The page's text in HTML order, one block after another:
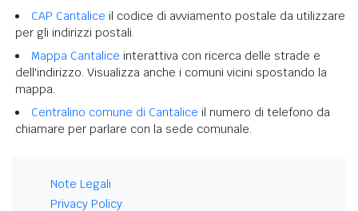
CAP Cantalice il codice di avviamento postale da utilizzare
per gli indirizzi postali.
Mappa Cantalice interattiva con ricerca delle strade e
dell'indirizzo. Visualizza anche i comuni vicini spostando la
mappa.
Centralino comune di Cantalice il numero di telefono da
chiamare per parlare con la sede comunale.
Note Legali
Privacy Policy